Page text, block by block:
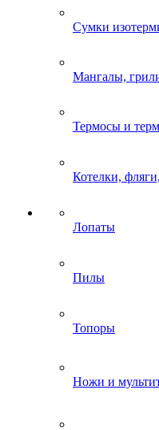
Сумки
Мангалы,
Термосы и
Котелки,
Лопаты
Пилы
Топоры
Ножи и